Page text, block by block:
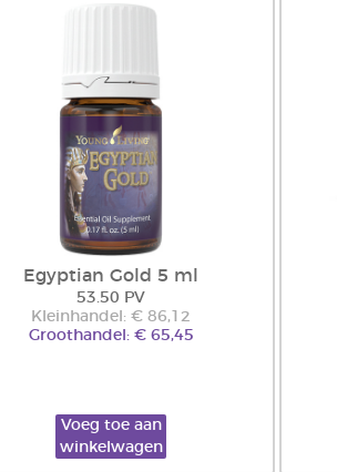
Egyptian Gold 5 ml
53.50 PV
Kleinhandel: € 86,12
Groothandel: € 65,45
Voeg toe aan
winkelwagen